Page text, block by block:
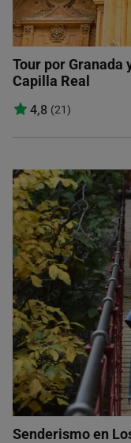
Tour por Granada
Capilla Real
4,8 (21)
Senderismo en